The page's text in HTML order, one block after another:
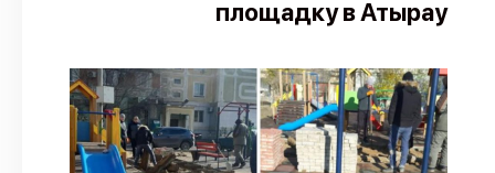
Новости
Трудовые конфликты
Отчеты
Предложить публикацию
площадку в Атырау